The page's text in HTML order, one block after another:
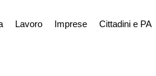
Lavoro Imprese Cittadini e PA